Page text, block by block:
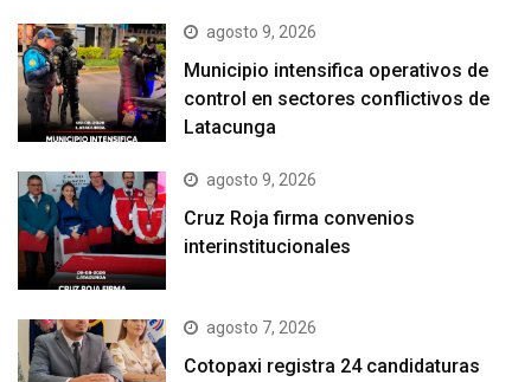
agosto 9, 2026
Municipio intensifica operativos de
control en sectores conflictivos de
Latacunga
agosto 9, 2026
Cruz Roja firma convenios
interinstitucionales
agosto 7, 2026
Cotopaxi registra 24 candidaturas